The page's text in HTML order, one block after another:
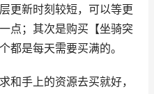
更新时刻较短，可以等更
点；其次是购买【坐骑突
都是每天需要买满的。
和手上的资源去买就好，